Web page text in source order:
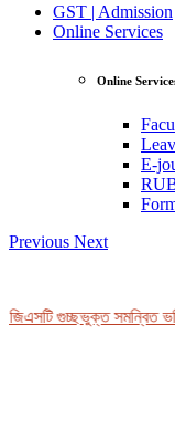
GST | Admission
Online Services
Online
E-
Previous Next
গুচ্ছভুক্ত সমন্বিত ভর্তি